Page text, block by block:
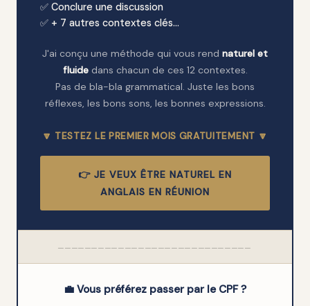
✅ Conclure une discussion
✅ + 7 autres contextes clés…
J'ai conçu une méthode qui vous rend naturel et
fluidedans chacun de ces 12 contextes.
Pas de bla-bla grammatical. Juste les bons
réflexes, les bons sons, les bonnes expressions.
🔽 TESTEZ LE PREMIER MOIS GRATUITEMENT 🔽
👉 JE VEUX ÊTRE NATUREL EN
ANGLAIS EN RÉUNION
─────────────────────────────
💼 Vous préférez passer par le CPF ?